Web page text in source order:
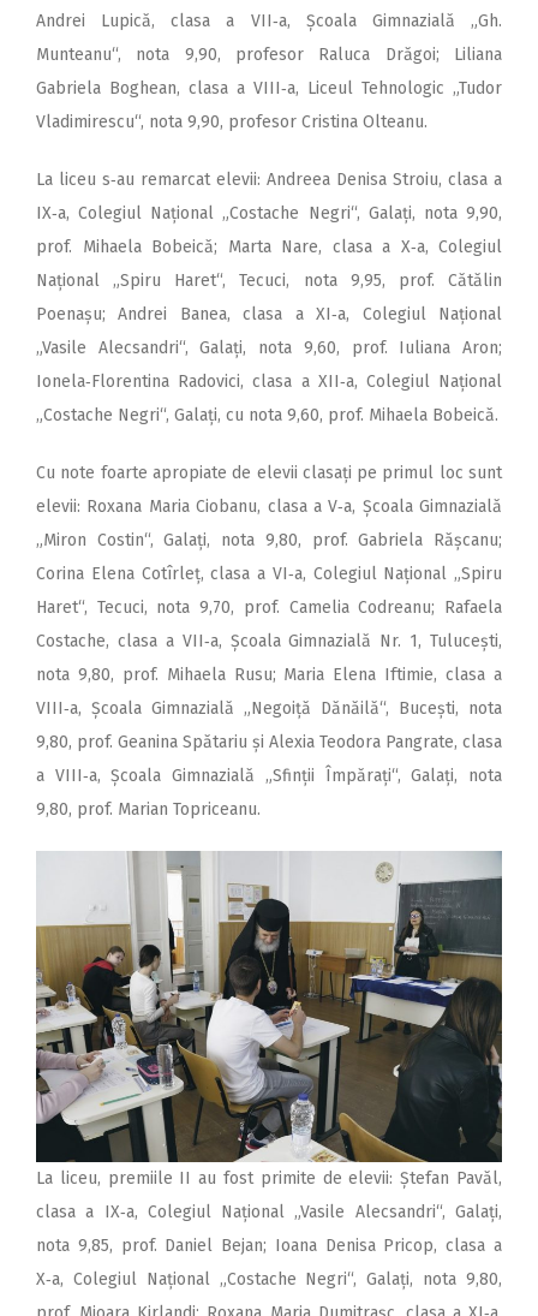
Andrei Lupică, clasa a VII‑a, Școala Gimnazială „Gh.
Munteanu“, nota 9,90, profesor Raluca Drăgoi; Liliana
Gabriela Boghean, clasa a VIII‑a, Liceul Tehnologic „Tudor
Vladimirescu“, nota 9,90, profesor Cristina Olteanu.
La liceu s‑au remarcat elevii: Andreea Denisa Stroiu, clasa a
IX‑a, Colegiul Național „Costache Negri“, Galați, nota 9,90,
prof. Mihaela Bobeică; Marta Nare, clasa a X‑a, Colegiul
Național „Spiru Haret“, Tecuci, nota 9,95, prof. Cătălin
Poenașu; Andrei Banea, clasa a XI‑a, Colegiul Național
„Vasile Alecsandri“, Galați, nota 9,60, prof. Iuliana Aron;
Ionela‑Florentina Radovici, clasa a XII‑a, Colegiul Național
„Costache Negri“, Galați, cu nota 9,60, prof. Mihaela Bobeică.
Cu note foarte apropiate de elevii clasați pe primul loc sunt
elevii: Roxana Maria Ciobanu, clasa a V‑a, Școala Gimnazială
„Miron Costin“, Galați, nota 9,80, prof. Gabriela Rășcanu;
Corina Elena Cotîrleț, clasa a VI‑a, Colegiul Național „Spiru
Haret“, Tecuci, nota 9,70, prof. Camelia Codreanu; Rafaela
Costache, clasa a VII‑a, Școala Gimnazială Nr. 1, Tulucești,
nota 9,80, prof. Mihaela Rusu; Maria Elena Iftimie, clasa a
VIII‑a, Școala Gimnazială „Negoiță Dănăilă“, Bucești, nota
9,80, prof. Geanina Spătariu și Alexia Teodora Pangrate, clasa
a VIII‑a, Școala Gimnazială „Sfinții Împărați“, Galați, nota
9,80, prof. Marian Topriceanu.
La liceu, premiile II au fost primite de elevii: Ștefan Pavăl,
clasa a IX‑a, Colegiul Național „Vasile Alecsandri“, Galați,
nota 9,85, prof. Daniel Bejan; Ioana Denisa Pricop, clasa a
X‑a, Colegiul Național „Costache Negri“, Galați, nota 9,80,